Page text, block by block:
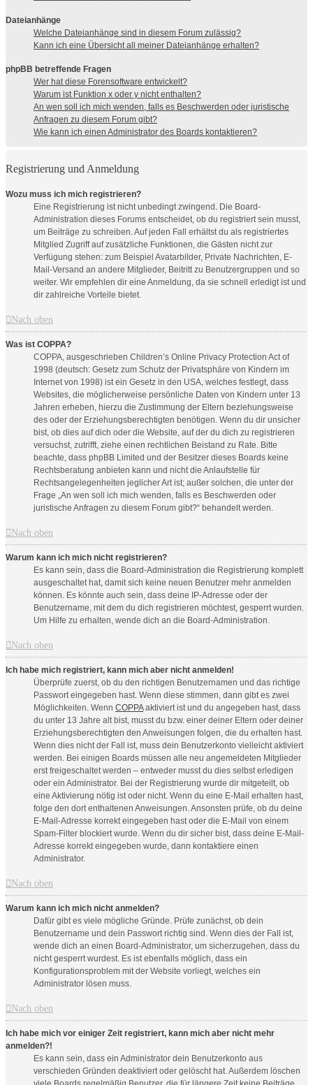
Dateianhänge
Welche Dateianhänge sind in diesem Forum zulässig?
Kann ich eine Übersicht all meiner Dateianhänge erhalten?
phpBB betreffende Fragen
Wer hat diese Forensoftware entwickelt?
Warum ist Funktion x oder y nicht enthalten?
An wen soll ich mich wenden, falls es Beschwerden oder juristische
Anfragen zu diesem Forum gibt?
Wie kann ich einen Administrator des Boards kontaktieren?
Registrierung und Anmeldung
Wozu muss ich mich registrieren?
Eine Registrierung ist nicht unbedingt zwingend. Die Board-
Administration dieses Forums entscheidet, ob du registriert sein musst,
um Beiträge zu schreiben. Auf jeden Fall erhältst du als registriertes
Mitglied Zugriff auf zusätzliche Funktionen, die Gästen nicht zur
Verfügung stehen: zum Beispiel Avatarbilder, Private Nachrichten, E-
Mail-Versand an andere Mitglieder, Beitritt zu Benutzergruppen und so
weiter. Wir empfehlen dir eine Anmeldung, da sie schnell erledigt ist und
dir zahlreiche Vorteile bietet.
Nach oben
Was ist COPPA?
COPPA, ausgeschrieben Children’s Online Privacy Protection Act of
1998 (deutsch: Gesetz zum Schutz der Privatsphäre von Kindern im
Internet von 1998) ist ein Gesetz in den USA, welches festlegt, dass
Websites, die möglicherweise persönliche Daten von Kindern unter 13
Jahren erheben, hierzu die Zustimmung der Eltern beziehungsweise
des oder der Erziehungsberechtigten benötigen. Wenn du dir unsicher
bist, ob dies auf dich oder die Website, auf der du dich zu registrieren
versuchst, zutrifft, ziehe einen rechtlichen Beistand zu Rate. Bitte
beachte, dass phpBB Limited und der Besitzer dieses Boards keine
Rechtsberatung anbieten kann und nicht die Anlaufstelle für
Rechtsangelegenheiten jeglicher Art ist; außer solchen, die unter der
Frage „An wen soll ich mich wenden, falls es Beschwerden oder
juristische Anfragen zu diesem Forum gibt?“ behandelt werden.
Nach oben
Warum kann ich mich nicht registrieren?
Es kann sein, dass die Board-Administration die Registrierung komplett
ausgeschaltet hat, damit sich keine neuen Benutzer mehr anmelden
können. Es könnte auch sein, dass deine IP-Adresse oder der
Benutzername, mit dem du dich registrieren möchtest, gesperrt wurden.
Um Hilfe zu erhalten, wende dich an die Board-Administration.
Nach oben
Ich habe mich registriert, kann mich aber nicht anmelden!
Überprüfe zuerst, ob du den richtigen Benutzernamen und das richtige
Passwort eingegeben hast. Wenn diese stimmen, dann gibt es zwei
Möglichkeiten. Wenn COPPAaktiviert ist und du angegeben hast, dass
du unter 13 Jahre alt bist, musst du bzw. einer deiner Eltern oder deiner
Erziehungsberechtigten den Anweisungen folgen, die du erhalten hast.
Wenn dies nicht der Fall ist, muss dein Benutzerkonto vielleicht aktiviert
werden. Bei einigen Boards müssen alle neu angemeldeten Mitglieder
erst freigeschaltet werden – entweder musst du dies selbst erledigen
oder ein Administrator. Bei der Registrierung wurde dir mitgeteilt, ob
eine Aktivierung nötig ist oder nicht. Wenn du eine E-Mail erhalten hast,
folge den dort enthaltenen Anweisungen. Ansonsten prüfe, ob du deine
E-Mail-Adresse korrekt eingegeben hast oder die E-Mail von einem
Spam-Filter blockiert wurde. Wenn du dir sicher bist, dass deine E-Mail-
Adresse korrekt eingegeben wurde, dann kontaktiere einen
Administrator.
Nach oben
Warum kann ich mich nicht anmelden?
Dafür gibt es viele mögliche Gründe. Prüfe zunächst, ob dein
Benutzername und dein Passwort richtig sind. Wenn dies der Fall ist,
wende dich an einen Board-Administrator, um sicherzugehen, dass du
nicht gesperrt wurdest. Es ist ebenfalls möglich, dass ein
Konfigurationsproblem mit der Website vorliegt, welches ein
Administrator lösen muss.
Nach oben
Ich habe mich vor einiger Zeit registriert, kann mich aber nicht mehr
anmelden?!
Es kann sein, dass ein Administrator dein Benutzerkonto aus
verschieden Gründen deaktiviert oder gelöscht hat. Außerdem löschen